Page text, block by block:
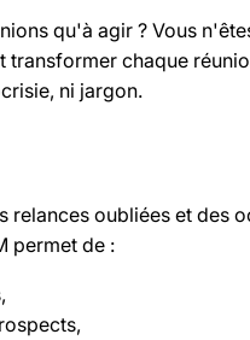
qu'à agir ? Vous
chaque
ni jargon.
oubliées et des
permet de :